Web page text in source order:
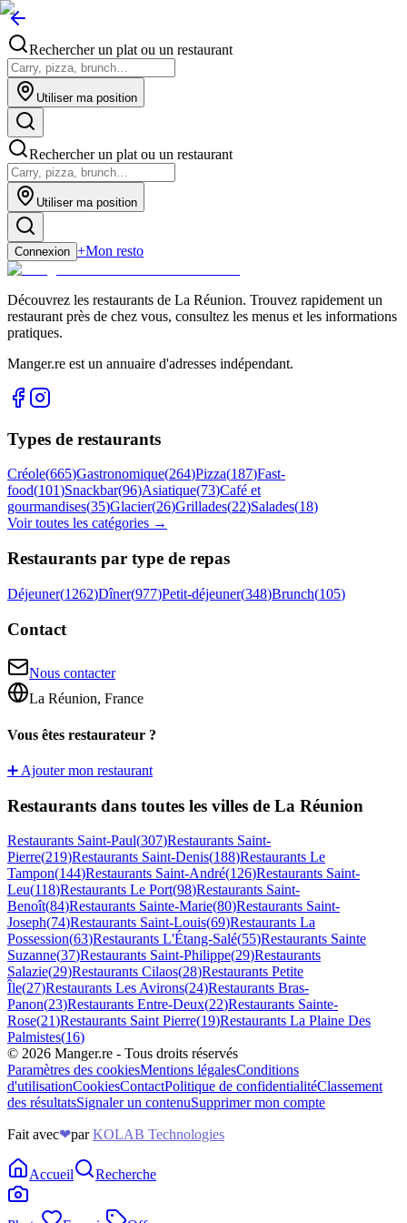
Rechercher un plat ou un restaurant
Utiliser ma position
Rechercher un plat ou un restaurant
Utiliser ma position
Connexion +Mon resto
Découvrez les restaurants de La Réunion. Trouvez rapidement un
restaurant près de chez vous, consultez les menus et les informations
pratiques.
Manger.re est un annuaire d'adresses indépendant.
Types de restaurants
Créole(665)Gastronomique(264)Pizza(187)Fast-
food(101)Snackbar(96)Asiatique(73)Café et
gourmandises(35)Glacier(26)Grillades(22)Salades(18)
Voir toutes les catégories →
Restaurants par type de repas
Déjeuner(1262)Dîner(977)Petit-déjeuner(348)Brunch(105)
Contact
Nous contacter
La Réunion, France
Vous êtes restaurateur ?
➕ Ajouter mon restaurant
Restaurants dans toutes les villes de La Réunion
Restaurants Saint-Paul(307)Restaurants Saint-
Pierre(219)Restaurants Saint-Denis(188)Restaurants Le
Tampon(144)Restaurants Saint-André(126)Restaurants Saint-
Leu(118)Restaurants Le Port(98)Restaurants Saint-
Benoît(84)Restaurants Sainte-Marie(80)Restaurants Saint-
Joseph(74)Restaurants Saint-Louis(69)Restaurants La
Possession(63)Restaurants L'Étang-Salé(55)Restaurants Sainte
Suzanne(37)Restaurants Saint-Philippe(29)Restaurants
Salazie(29)Restaurants Cilaos(28)Restaurants Petite
Île(27)Restaurants Les Avirons(24)Restaurants Bras-
Panon(23)Restaurants Entre-Deux(22)Restaurants Sainte-
Rose(21)Restaurants Saint Pierre(19)Restaurants La Plaine Des
Palmistes(16)
© 2026 Manger.re - Tous droits réservés
Paramètres des cookiesMentions légalesConditions
d'utilisationCookiesContactPolitique de confidentialitéClassement
des résultatsSignaler un contenuSupprimer mon compte
Fait avec❤par KOLAB Technologies
Accueil Recherche